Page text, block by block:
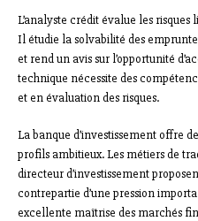
L’analyste crédit évalue les
Il étudie la solvabilité des
et rend un avis sur l’opportunité
technique nécessite des
et en évaluation des risques.
La banque d’investissement offre
profils ambitieux. Les métiers de
directeur d’investissement
contrepartie d’une pression
excellente maîtrise des marchés